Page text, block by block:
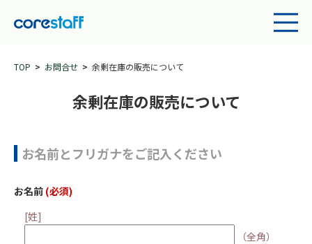
TOP お問合せ 余剰在庫の販売について
余剰在庫の販売について
お名前とフリガナをご記入ください
お名前 (必須)
[姓]
（全角）